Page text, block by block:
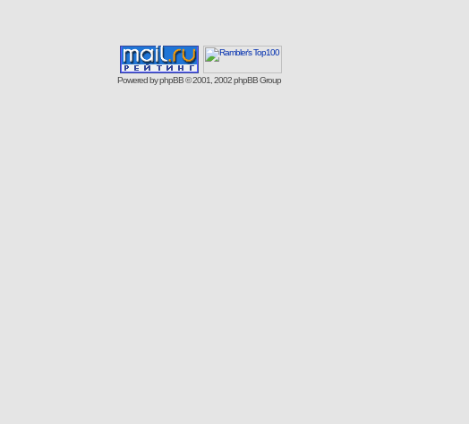
Powered byphpBB© 2001, 2002 phpBB Group